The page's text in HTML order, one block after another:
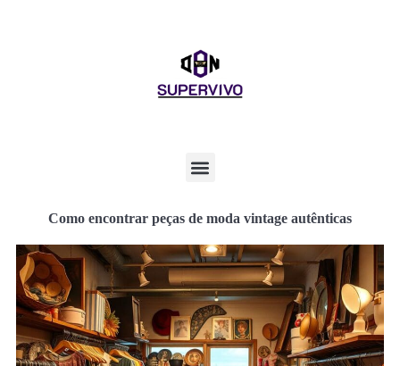
Como encontrar peças de moda vintage autênticas